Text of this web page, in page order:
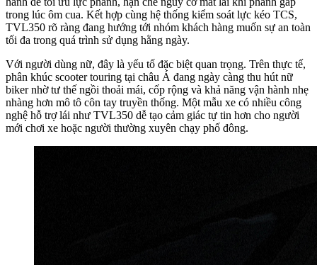
trong lúc ôm cua. Kết hợp cùng hệ thống kiểm soát lực kéo TCS,
TVL350 rõ ràng đang hướng tới nhóm khách hàng muốn sự an toàn
tối đa trong quá trình sử dụng hằng ngày.
Với người dùng nữ, đây là yếu tố đặc biệt quan trọng. Trên thực tế,
phân khúc scooter touring tại châu Á đang ngày càng thu hút nữ
biker nhờ tư thế ngồi thoải mái, cốp rộng và khả năng vận hành nhẹ
nhàng hơn mô tô côn tay truyền thống. Một mẫu xe có nhiều công
nghệ hỗ trợ lái như TVL350 dễ tạo cảm giác tự tin hơn cho người
mới chơi xe hoặc người thường xuyên chạy phố đông.